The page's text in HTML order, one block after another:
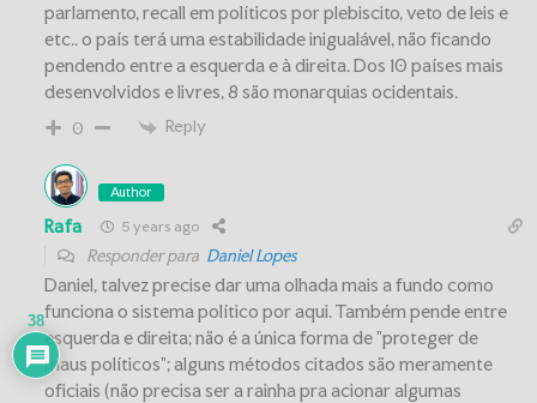
parlamento, recall em políticos por plebiscito, veto de leis e
etc.. o país terá uma estabilidade inigualável, não ficando
pendendo entre a esquerda e à direita. Dos 10 países mais
desenvolvidos e livres, 8 são monarquias ocidentais.
0 Reply
Author
Rafa 5 years ago
Responder para Daniel Lopes
Daniel, talvez precise dar uma olhada mais a fundo como
funciona o sistema político por aqui. Também pende entre
esquerda e direita; não é a única forma de "proteger de
maus políticos"; alguns métodos citados são meramente
oficiais (não precisa ser a rainha pra acionar algumas
38